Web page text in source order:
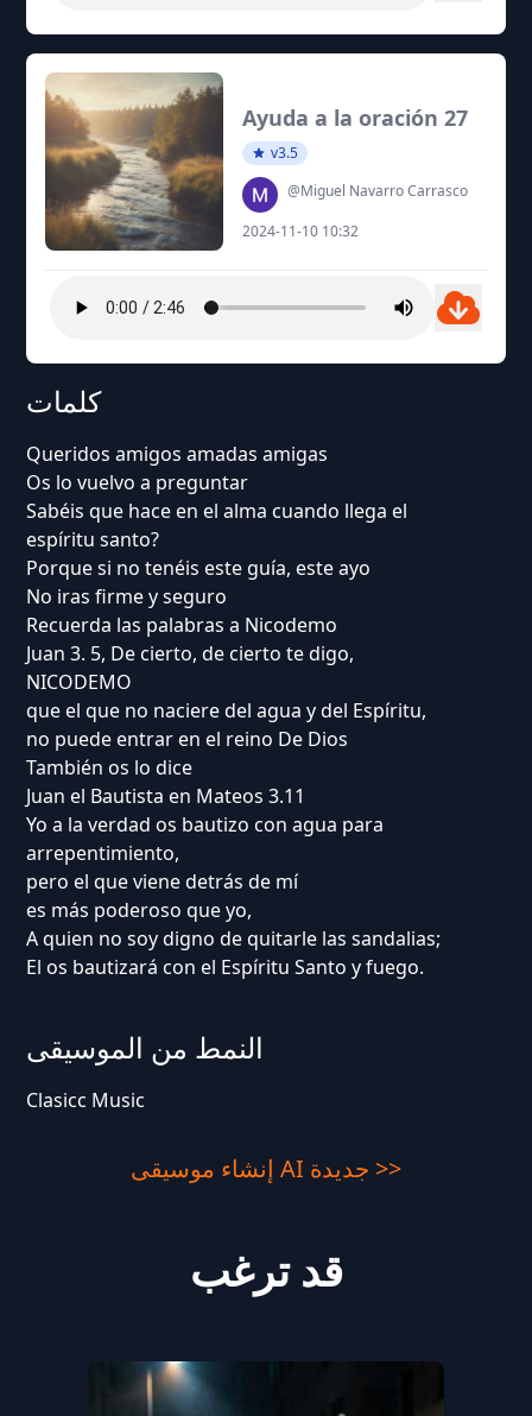
Ayuda a la oración 27
v3.5
@Miguel Navarro Carrasco
2024-11-10 10:32
كلمات
Queridos amigos amadas amigas
Os lo vuelvo a preguntar
Sabéis que hace en el alma cuando llega el
espíritu santo?
Porque si no tenéis este guía, este ayo
No iras firme y seguro
Recuerda las palabras a Nicodemo
Juan 3. 5, De cierto, de cierto te digo,
NICODEMO
que el que no naciere del agua y del Espíritu,
no puede entrar en el reino De Dios
También os lo dice
Juan el Bautista en Mateos 3.11
Yo a la verdad os bautizo con agua para
arrepentimiento,
pero el que viene detrás de mí
es más poderoso que yo,
A quien no soy digno de quitarle las sandalias;
El os bautizará con el Espíritu Santo y fuego.
النمط من الموسيقى
Clasicc Music
إنشاء موسيقى AI جديدة >>
قد ترغب